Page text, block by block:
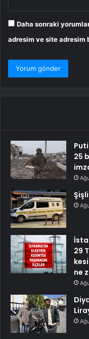
Daha sonraki
adresim ve site adresim
25
29
ne